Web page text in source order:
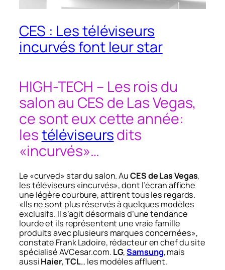
CES : Les téléviseurs
incurvés font leur star
HIGH-TECH – Les rois du
salon au CES de Las Vegas,
ce sont eux cette année:
lestéléviseursdits
«incurvés»…
Le «curved» star du salon. AuCES de Las Vegas,
les téléviseurs «incurvés», dont l’écran affiche
une légère courbure, attirent tous les regards.
«Ils ne sont plus réservés à quelques modèles
exclusifs. Il s’agit désormais d’une tendance
lourde et ils représentent une vraie famille
produits avec plusieurs marques concernées»,
constate Frank Ladoire, rédacteur en chef du site
spécialisé AVCesar.com. LG,Samsung, mais
aussiHaier,TCL… les modèles affluent.